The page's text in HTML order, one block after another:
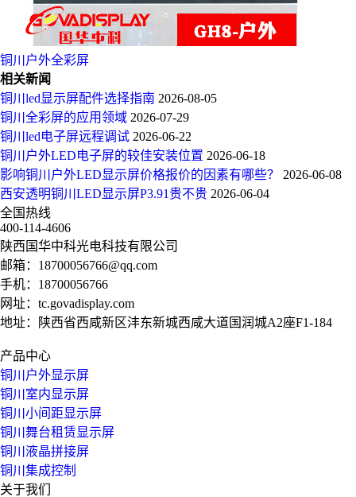
铜川户外全彩屏
相关新闻
铜川led显示屏配件选择指南 2026-08-05
铜川全彩屏的应用领域 2026-07-29
铜川led电子屏远程调试 2026-06-22
铜川户外LED电子屏的较佳安装位置 2026-06-18
影响铜川户外LED显示屏价格报价的因素有哪些？ 2026-06-08
西安透明铜川LED显示屏P3.91贵不贵 2026-06-04
全国热线
400-114-4606
陕西国华中科光电科技有限公司
邮箱： 18700056766@qq.com
手机： 18700056766
网址： tc.govadisplay.com
地址：陕西省西咸新区沣东新城西咸大道国润城A2座F1-184
产品中心
铜川户外显示屏
铜川室内显示屏
铜川小间距显示屏
铜川舞台租赁显示屏
铜川液晶拼接屏
铜川集成控制
关于我们